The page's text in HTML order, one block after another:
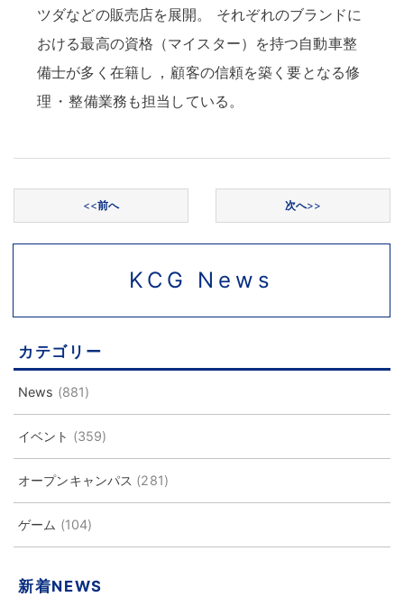
ツダなどの販売店を展開。
それぞれのブランドに
おける最高の資格（マイスター）を持つ自動車整
備士が多く在籍し ， 顧客の信頼を築く要となる修
理 ・ 整備業務も担当している。
<<前へ 次へ>>
KCG News
カテゴリー
News (881)
イベント (359)
オープンキャンパス (281)
ゲーム (104)
新着NEWS